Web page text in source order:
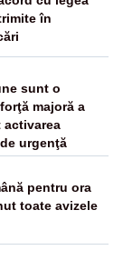
în
sunt o
majoră a
activarea
urgenţă
pentru ora
toate avizele